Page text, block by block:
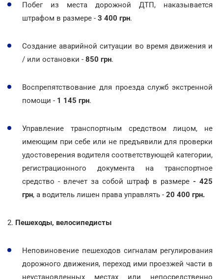
Побег из места дорожной ДТП, наказывается
штрафом в размере - 3 400 грн.
Создание аварийной ситуации во время движения и
/ или остановки - 850 грн.
Воспрепятствование для проезда служб экстренной
помощи - 1 145 грн.
Управление транспортным средством лицом, не
имеющим при себе или не предъявили для проверки
удостоверения водителя соответствующей категории,
регистрационного документа на транспортное
средство - влечет за собой штраф в размере - 425
грн, а водитель лишен права управлять - 20 400 грн.
2. Пешеходы, велосипедисты
Неповиновение пешеходов сигналам регулирования
дорожного движения, переход ими проезжей части в
неустановленных местах или непосредственно